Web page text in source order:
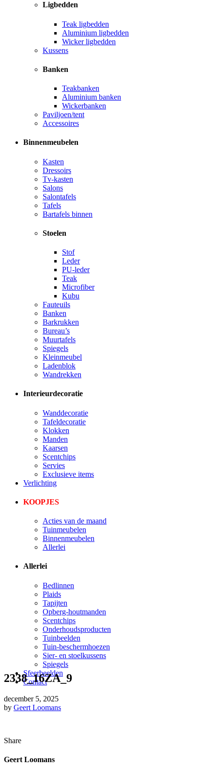
Ligbedden
Teak ligbedden
Aluminium ligbedden
Wicker ligbedden
Kussens
Banken
Teakbanken
Aluminium banken
Wickerbanken
Paviljoen/tent
Accessoires
Binnenmeubelen
Kasten
Dressoirs
Tv-kasten
Salons
Salontafels
Tafels
Bartafels binnen
Stoelen
Stof
Leder
PU-leder
Teak
Microfiber
Kubu
Fauteuils
Banken
Barkrukken
Bureau’s
Muurtafels
Spiegels
Kleinmeubel
Ladenblok
Wandrekken
Interieurdecoratie
Wanddecoratie
Tafeldecoratie
Klokken
Manden
Kaarsen
Scentchips
Servies
Exclusieve items
Verlichting
KOOPJES
Acties van de maand
Tuinmeubelen
Binnenmeubelen
Allerlei
Allerlei
Bedlinnen
Plaids
Tapijten
Opberg-houtmanden
Scentchips
Onderhoudsproducten
Tuinbeelden
Tuin-beschermhoezen
Sier- en stoelkussens
Spiegels
Sfeerbeelden
Contact
2338_16ZA_9
december 5, 2025
by Geert Loomans
Share
Geert Loomans